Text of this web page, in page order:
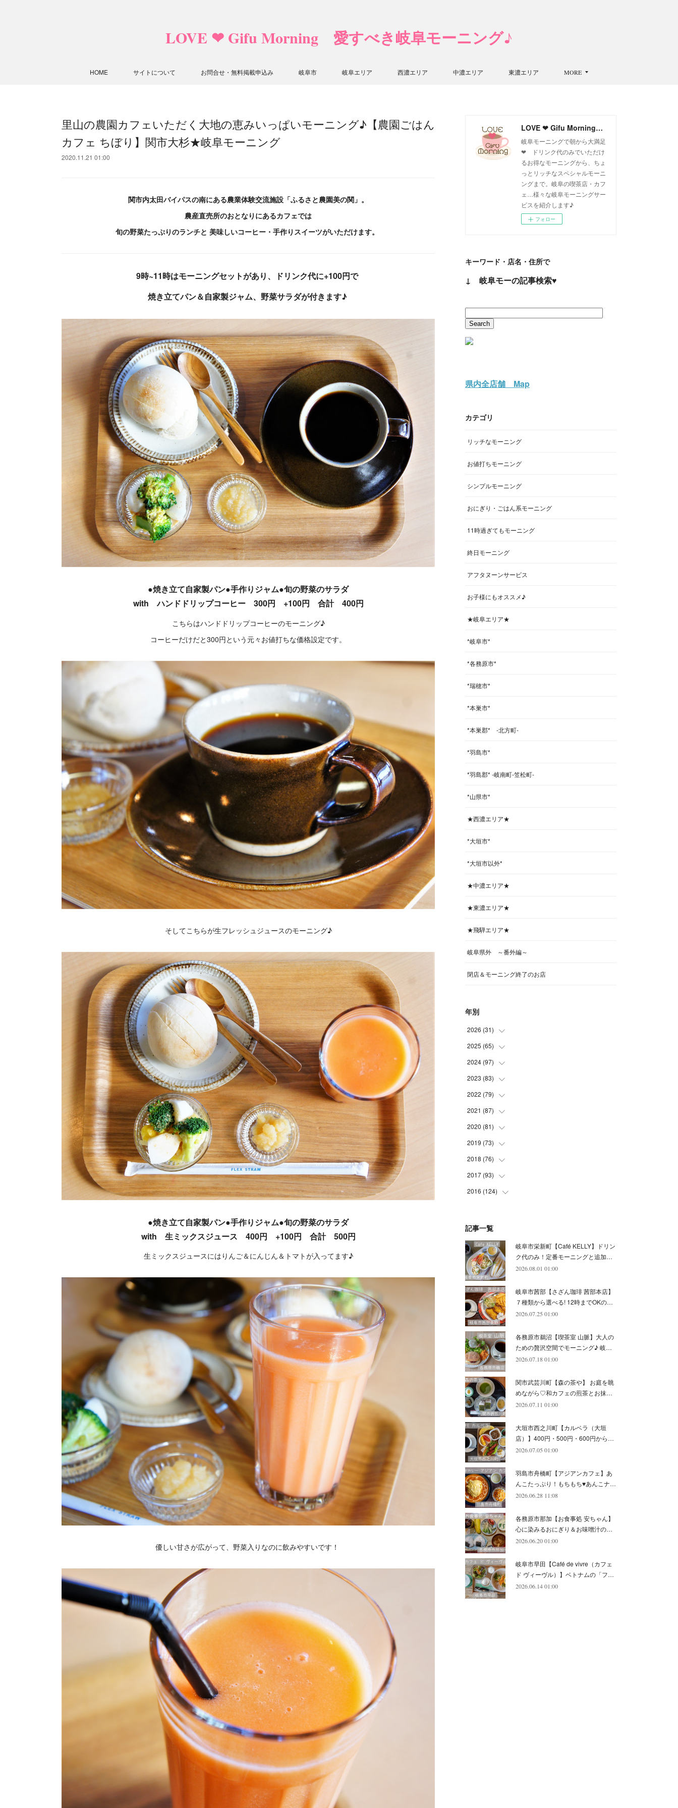
LOVE ❤ Gifu Morning 愛すべき岐阜モーニング♪
HOME サイトについて お問合せ・無料掲載申込み 岐阜市 岐阜エリア 西濃エリア 中濃エリア 東濃エリア MORE
里山の農園カフェいただく大地の恵みいっぱいモーニング♪【農園ごはん
カフェ ちぼり】関市大杉★岐阜モーニング
2020.11.21 01:00
関市内太田バイパスの南にある農業体験交流施設「ふるさと農園美の関」。
農産直売所のおとなりにあるカフェでは
旬の野菜たっぷりのランチと 美味しいコーヒー・手作りスイーツがいただけます。
9時~11時はモーニングセットがあり、ドリンク代に+100円で
焼き立てパン＆自家製ジャム、野菜サラダが付きます♪
●焼き立て自家製パン●手作りジャム●旬の野菜のサラダ
with ハンドドリップコーヒー 300円 +100円 合計 400円
こちらはハンドドリップコーヒーのモーニング♪
コーヒーだけだと300円という元々お値打ちな価格設定です。
そしてこちらが生フレッシュジュースのモーニング♪
●焼き立て自家製パン●手作りジャム●旬の野菜のサラダ
with 生ミックスジュース 400円 +100円 合計 500円
生ミックスジュースにはりんご＆にんじん＆トマトが入ってます♪
優しい甘さが広がって、野菜入りなのに飲みやすいです！
LOVE ❤ Gifu Morning 愛すべき岐阜モーニング♪
岐阜モーニングで朝から大満足
❤ ドリンク代のみでいただけ
るお得なモーニングから、ちょ
っとリッチなスペシャルモーニ
ングまで。岐阜の喫茶店・カフ
ェ…様々な岐阜モーニングサー
ビスを紹介します♪
フォロー
キーワード・店名・住所で
↓ 岐阜モーの記事検索♥
県内全店舗 Map
カテゴリ
リッチなモーニング
お値打ちモーニング
シンプルモーニング
おにぎり・ごはん系モーニング
11時過ぎてもモーニング
終日モーニング
アフタヌーンサービス
お子様にもオススメ♪
★岐阜エリア★
*岐阜市*
*各務原市*
*瑞穂市*
*本巣市*
*本巣郡* -北方町-
*羽島市*
*羽島郡* -岐南町-笠松町-
*山県市*
★西濃エリア★
*大垣市*
*大垣市以外*
★中濃エリア★
★東濃エリア★
★飛騨エリア★
岐阜県外 ～番外編～
閉店＆モーニング終了のお店
年別
2026 (31)
(4
(4
(5
(4
(5
(4
(5
2025 (65)
(5
(6
(6
(6
(5
(4
(5
(7
(7
2024 (97)
(5
(7
(7
(8
(9
(8
(11
(8)
(6
(10)
2023 (83)
(6
(7
(7
(9
(8
(7
(7)
(5
(6)
(8)
2022 (79)
(4
(8
(10
)
(7
(8
(9)
(4)
(6)
2021 (87)
(12
)
(9
(11
)
(1
(6)
( 7)
(9)
(2)
2020 (81)
(10
)
(11
)
(8
(7)
(5)
(1)
(8)
(4)
(7)
2019 (73)
(4
(6
(4)
(5)
(4)
(4)
(10)
(10)
(6)
2018 (76)
(9
(3)
(8)
(7)
(6)
(5)
(6)
(8)
(8)
2017 (93)
(7)
(8)
(8)
(8)
(9)
(9)
(9)
(7)
(11)
2016 (124)
(10)
(12)
(16)
(9)
(13)
(8)
(6)
(12)
(6)
記事一覧
岐阜市栄新町【Café KELLY】ドリン
ク代のみ！定番モーニングと追加…
2026.08.01 01:00
岐阜市茜部【さざん珈琲 茜部本店】
７種類から選べる! 12時までOKの…
2026.07.25 01:00
各務原市鵜沼【喫茶室 山脈】大人の
ための贅沢空間でモーニング♪ 岐…
2026.07.18 01:00
関市武芸川町【森の茶や】 お庭を眺
めながら♡和カフェの煎茶とお抹…
2026.07.11 01:00
大垣市西之川町【カルベラ（大垣
店）】400円・500円・600円から…
2026.07.05 01:00
羽島市舟橋町【アジアンカフェ】あ
んこたっぷり！もちもち♥あんこナ…
2026.06.28 11:08
各務原市那加【お食事処 安ちゃん】
心に染みるおにぎり＆お味噌汁の…
2026.06.20 01:00
岐阜市早田【Café de vivre（カフェ
ド ヴィーヴル）】ベトナムの「フ…
2026.06.14 01:00